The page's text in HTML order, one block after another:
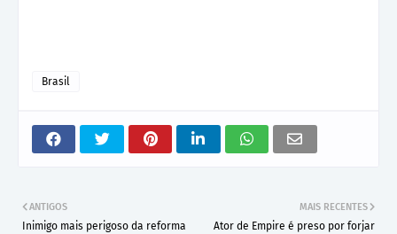
Brasil
MAIS RECENTES
Ator de Empire é preso por forjar
ANTIGOS
Inimigo mais perigoso da reforma